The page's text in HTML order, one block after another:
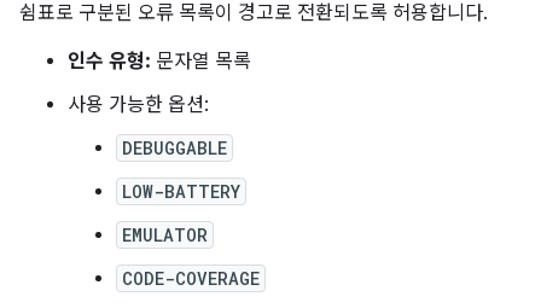
쉼표로 구분된 오류 목록이 경고로 전환되도록 허용합니다.
인수 유형: 문자열 목록
사용 가능한 옵션:
DEBUGGABLE
LOW-BATTERY
EMULATOR
CODE-COVERAGE